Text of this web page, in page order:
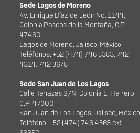
Sede Lagos de Moreno
Av. Enrique Díaz de León No. 1144,
Colonia Paseos de la Montaña, C.P.
47460
Lagos de Moreno, Jalisco, México
Teléfonos: +52 (474) 746 5383, 742
4314, 742 3678
Sede San Juan de Los Lagos
Calle Tenazas S/N, Colonia El Herrero,
C.P. 47000
San Juan de Los Lagos, Jalisco, México
Teléfono: +52 (474) 746 4563 ext